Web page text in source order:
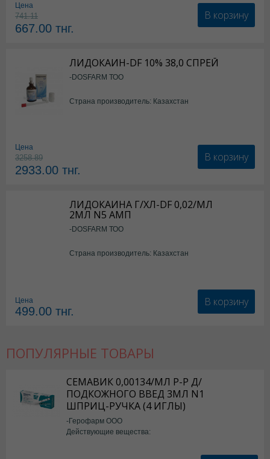
Цена
741.11
667.00 тнг.
В корзину
ЛИДОКАИН-DF 10% 38,0 СПРЕЙ
-DOSFARM ТОО
Страна производитель: Казахстан
Цена
3258.89
2933.00 тнг.
В корзину
ЛИДОКАИНА Г/ХЛ-DF 0,02/МЛ
2МЛ N5 АМП
-DOSFARM ТОО
Страна производитель: Казахстан
Цена
499.00 тнг.
В корзину
ПОПУЛЯРНЫЕ ТОВАРЫ
СЕМАВИК 0,00134/МЛ Р-Р Д/
ПОДКОЖНОГО ВВЕД 3МЛ N1
ШПРИЦ-РУЧКА (4 ИГЛЫ)
-Герофарм ООО
Действующие вещества: